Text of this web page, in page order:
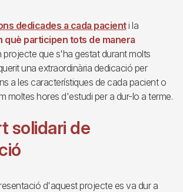
dedicades a cada pacienti la
què participen tots de manera
projecte que s'ha gestat durant molts
una extraordinària dedicació per
a les característiques de cada pacient o
moltes hores d'estudi per a dur-lo a terme.
solidari de
d'aquest projecte es va dur a